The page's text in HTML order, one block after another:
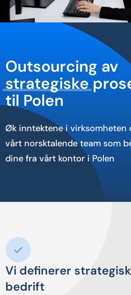
Outsourcing av
strategiske
til Polen
Øk inntektene i virksomheten
vårt norsktalende team som
dine fra vårt kontor i Polen
Vi definerer
bedrift